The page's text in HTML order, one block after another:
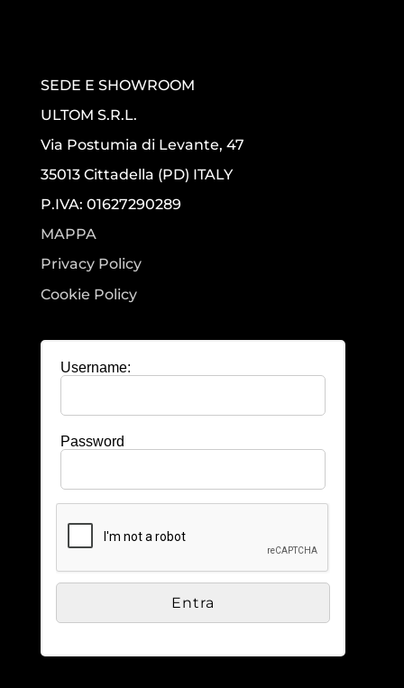
SEDE E SHOWROOM
ULTOM S.R.L.
Via Postumia di Levante, 47
35013 Cittadella (PD) ITALY
P.IVA: 01627290289
MAPPA
Privacy Policy
Cookie Policy
Username:
Password